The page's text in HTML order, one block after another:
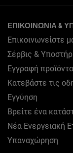
ΕΠΙΚΟΙΝΩΝΊΑ &
Επικοινωνείστε
Σέρβις &
Εγγραφή
Κατεβάστε τις
Εγγύηση
Βρείτε ένα
Νέα Ενεργειακή
Υπαναχώρηση